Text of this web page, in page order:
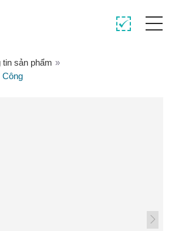
tin sản phẩm »
Công